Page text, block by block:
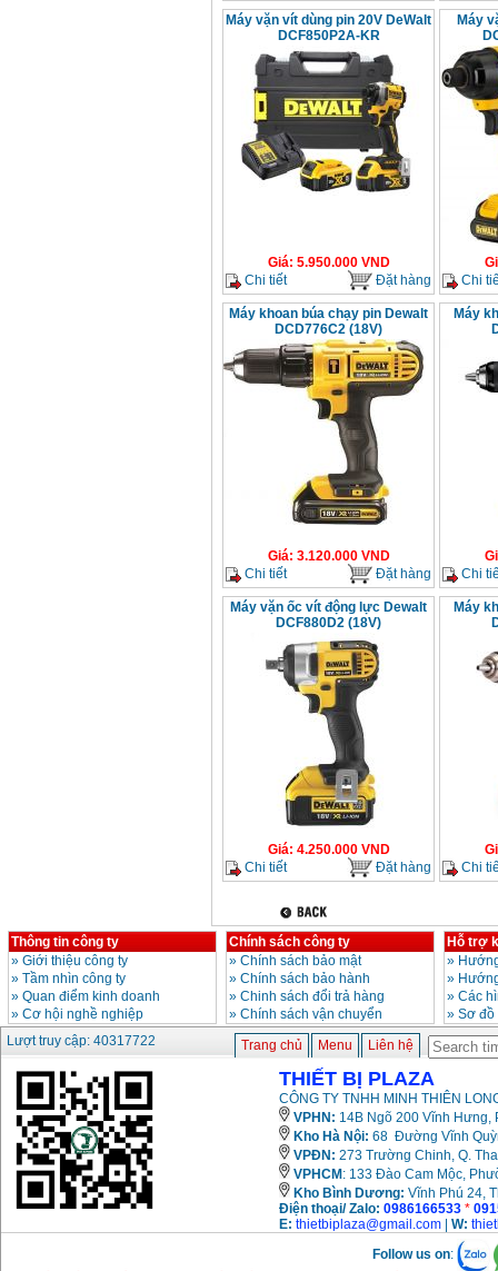
Máy vặn vít dùng pin 20V DeWalt
DCF850P2A-KR
Giá: 5.950.000VND
Chi tiết
Đặt hàng
Máy
Chi
Máy khoan búa chạy pin Dewalt
DCD776C2 (18V)
Giá: 3.120.000VND
Chi tiết
Đặt hàng
Máy
Chi
Máy vặn ốc vít động lực Dewalt
DCF880D2 (18V)
Giá: 4.250.000VND
Chi tiết
Đặt hàng
Máy
Chi
Thông tin công ty
» Giới thiệu công ty
» Tầm nhìn công ty
» Quan điểm kinh doanh
» Cơ hội nghề nghiệp
Chính sách công ty
» Chính sách bảo mật
» Chính sách bảo hành
» Chinh sách đổi trả hàng
» Chính sách vận chuyển
Hỗ trợ
»
»
» Các
» Sơ
Lượt truy cập: 40317722
Trang chủ Menu Liên hệ
THIẾT BỊ PLAZA
CÔNG TY TNHH MINH THIÊN
VPHN: 14B Ngõ 200 Vĩnh Hưng,
Kho Hà Nội: 68 Đường Vĩnh
VPĐN: 273 Trường Chinh, Q.
VPHCM : 133 Đào Cam Mộc,
Kho Bình Dương: Vĩnh Phú 24,
Điện thoại/ Zalo: 0986166533 *
E: thietbiplaza@gmail.com W:
Follow us on: